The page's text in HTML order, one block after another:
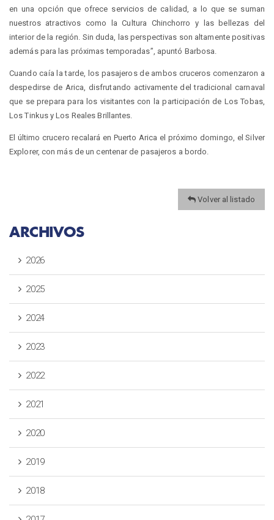
en una opción que ofrece servicios de calidad, a lo que se suman
nuestros atractivos como la Cultura Chinchorro y las bellezas del
interior de la región. Sin duda, las perspectivas son altamente positivas
además para las próximas temporadas”, apuntó Barbosa.
Cuando caía la tarde, los pasajeros de ambos cruceros comenzaron a
despedirse de Arica, disfrutando activamente del tradicional carnaval
que se prepara para los visitantes con la participación de Los Tobas,
Los Tinkus y Los Reales Brillantes.
El último crucero recalará en Puerto Arica el próximo domingo, el Silver
Explorer, con más de un centenar de pasajeros a bordo.
Volver al listado
ARCHIVOS
2026
2025
2024
2023
2022
2021
2020
2019
2018